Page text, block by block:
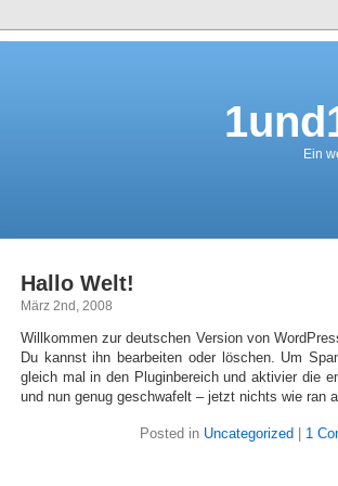
Ein
Hallo Welt!
März 2nd, 2008
Willkommen zur deutschen Version von
Du kannst ihn bearbeiten oder löschen. Um
gleich mal in den Pluginbereich und aktivier die
und nun genug geschwafelt – jetzt nichts wie ran
Posted in Uncategorized 1